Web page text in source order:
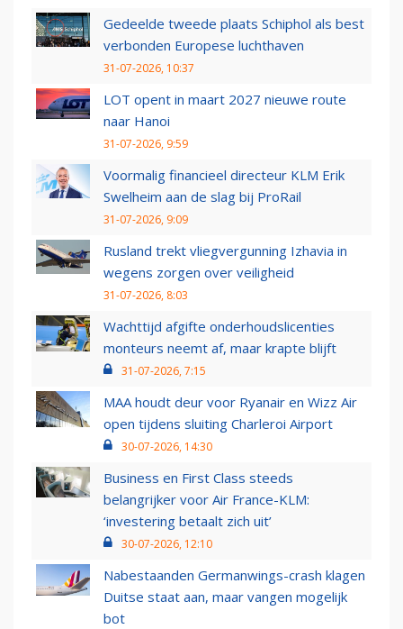
Gedeelde tweede plaats Schiphol als best
verbonden Europese luchthaven
31-07-2026, 10:37
LOT opent in maart 2027 nieuwe route
naar Hanoi
31-07-2026, 9:59
Voormalig financieel directeur KLM Erik
Swelheim aan de slag bij ProRail
31-07-2026, 9:09
Rusland trekt vliegvergunning Izhavia in
wegens zorgen over veiligheid
31-07-2026, 8:03
Wachttijd afgifte onderhoudslicenties
monteurs neemt af, maar krapte blijft
31-07-2026, 7:15
MAA houdt deur voor Ryanair en Wizz Air
open tijdens sluiting Charleroi Airport
30-07-2026, 14:30
Business en First Class steeds
belangrijker voor Air France-KLM:
‘investering betaalt zich uit’
30-07-2026, 12:10
Nabestaanden Germanwings-crash klagen
Duitse staat aan, maar vangen mogelijk
bot